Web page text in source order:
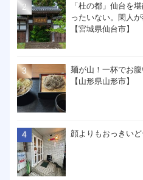
「杜の都」仙台を
ったいない。閑人
【宮城県仙台市】
麺が山！一杯でお
【山形県山形市】
顔よりもおっきい